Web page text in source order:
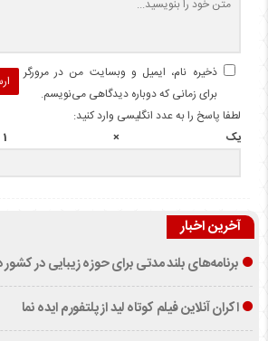
ذخیره نام، ایمیل و وبسایت من در مرورگر
برای زمانی که دوباره دیدگاهی می‌نویسم.
لطفا پاسخ را به عدد انگلیسی وارد کنید:
یک × 1 =
آخرین اخبار
برنامه‌های بلند مدتی برای حوزه زیبایی در کشور
اکران آنلاین فیلم کوتاه لید از پلتفورم ایده نما